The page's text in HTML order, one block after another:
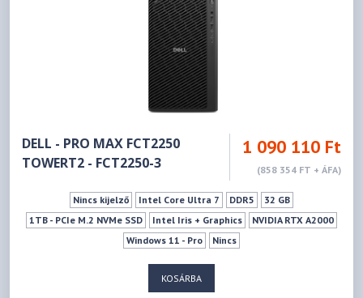
DELL - PRO MAX FCT2250
TOWERT2 - FCT2250-3
1 090 110 Ft
(858 354 FT + ÁFA)
Nincs kijelző Intel Core Ultra 7 DDR5
32 GB
1TB - PCIe M.2 NVMe SSD
Intel Iris + Graphics
NVIDIA RTX A2000
Windows 11 - Pro
Nincs
KOSÁRBA